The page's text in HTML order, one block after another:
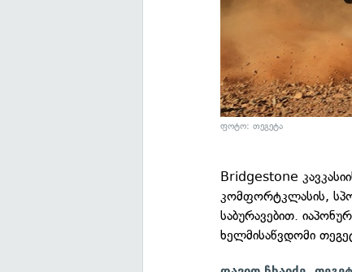
ფოტო: თეგეტა
Bridgestone
კომფორტკლასის,
საბურავებით.
ხელმისაწვდომი